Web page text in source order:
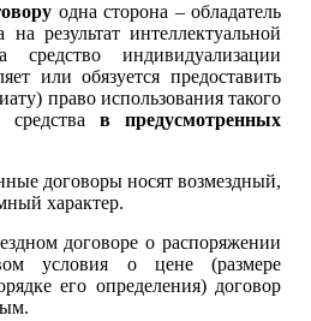
одна сторона – обладатель
результат интеллектуальной
средство индивидуализации
или обязуется предоставить
право использования такого
средства в предусмотренных
договоры носят возмездный,
характер.
договоре о распоряжении
условия о цене (размере
его определения) договор